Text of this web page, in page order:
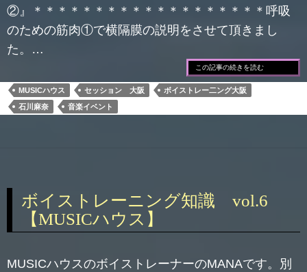
②』＊＊＊＊＊＊＊＊＊＊＊＊＊＊＊＊＊＊＊呼吸
のための筋肉①で横隔膜の説明をさせて頂きまし
た。…
この記事の続きを読む
MUSICハウス セッション 大阪
ボイストレー二ング大阪
石川麻奈
音楽イベント
ボイストレーニング知識 vol.6
【MUSICハウス】
MUSICハウスのボイストレーナーのMANAです。別